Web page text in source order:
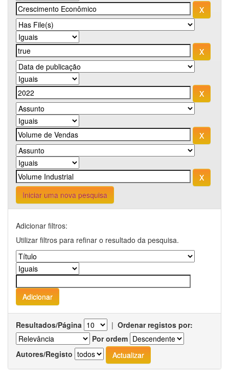
Iniciar uma nova pesquisa
Adicionar filtros:
Utilizar filtros para refinar o resultado da pesquisa.
Resultados/Página | Ordenar registos por:
Por ordem
Autores/Registo